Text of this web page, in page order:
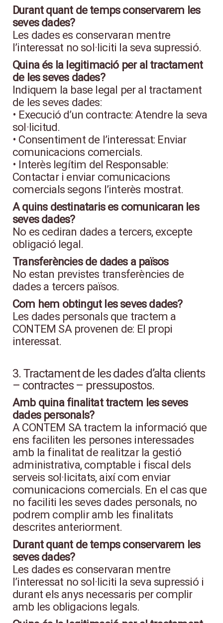
Durant quant de temps conservarem les
seves dades?
Les dades es conservaran mentre
l’interessat no sol·liciti la seva supressió.
Quina és la legitimació per al tractament
de les seves dades?
Indiquem la base legal per al tractament
de les seves dades:
• Execució d’un contracte: Atendre la seva
sol·licitud.
• Consentiment de l’interessat: Enviar
comunicacions comercials.
• Interès legítim del Responsable:
Contactar i enviar comunicacions
comercials segons l’interès mostrat.
A quins destinataris es comunicaran les
seves dades?
No es cediran dades a tercers, excepte
obligació legal.
Transferències de dades a països
No estan previstes transferències de
dades a tercers països.
Com hem obtingut les seves dades?
Les dades personals que tractem a
CONTEM SA provenen de: El propi
interessat.
3. Tractament de les dades d’alta clients
– contractes – pressupostos.
Amb quina finalitat tractem les seves
dades personals?
A CONTEM SA tractem la informació que
ens faciliten les persones interessades
amb la finalitat de realitzar la gestió
administrativa, comptable i fiscal dels
serveis sol·licitats, així com enviar
comunicacions comercials. En el cas que
no faciliti les seves dades personals, no
podrem complir amb les finalitats
descrites anteriorment.
Durant quant de temps conservarem les
seves dades?
Les dades es conservaran mentre
l’interessat no sol·liciti la seva supressió i
durant els anys necessaris per complir
amb les obligacions legals.